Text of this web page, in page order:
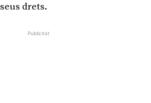
drets.
Publicitat